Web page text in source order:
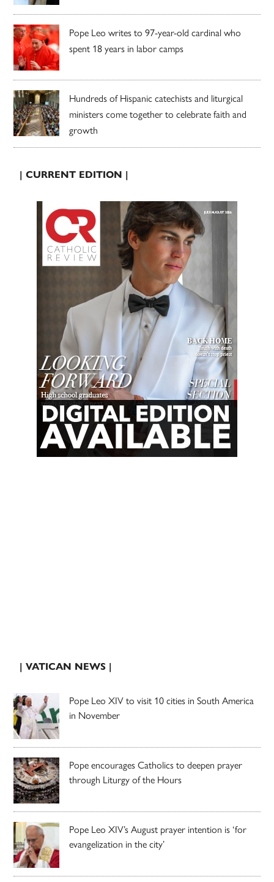
Pope Leo writes to 97-year-old cardinal who
spent 18 years in labor camps
Hundreds of Hispanic catechists and liturgical
ministers come together to celebrate faith and
growth
| CURRENT EDITION |
| VATICAN NEWS |
Pope Leo XIV to visit 10 cities in South America
in November
Pope encourages Catholics to deepen prayer
through Liturgy of the Hours
Pope Leo XIV’s August prayer intention is ‘for
evangelization in the city’